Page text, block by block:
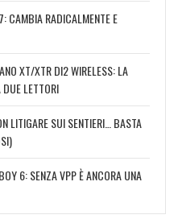
CAMBIA RADICALMENTE E
XT/XTR DI2 WIRELESS: LA
LETTORI
LITIGARE SUI SENTIERI… BASTA
6: SENZA VPP È ANCORA UNA